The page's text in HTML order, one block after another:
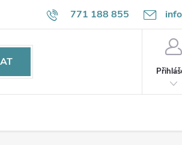
771 188 855